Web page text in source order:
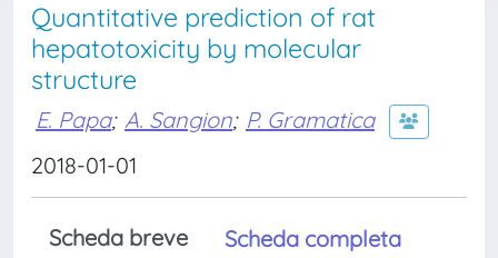
Quantitative prediction of rat
hepatotoxicity by molecular
structure
E. Papa; A. Sangion; P. Gramatica
2018-01-01
Scheda breve
Scheda completa